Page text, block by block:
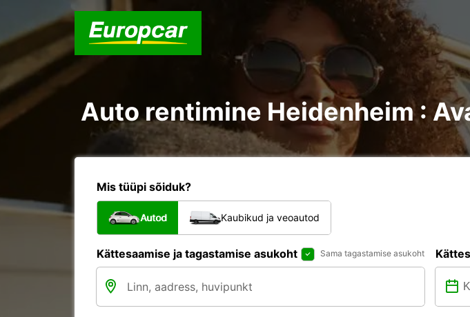
Auto rentimine Heidenheim :
Mis tüüpi sõiduk?
Autod Kaubikud ja veoautod
Kättesaamise ja tagastamise asukoht Sama tagastamise asukoht